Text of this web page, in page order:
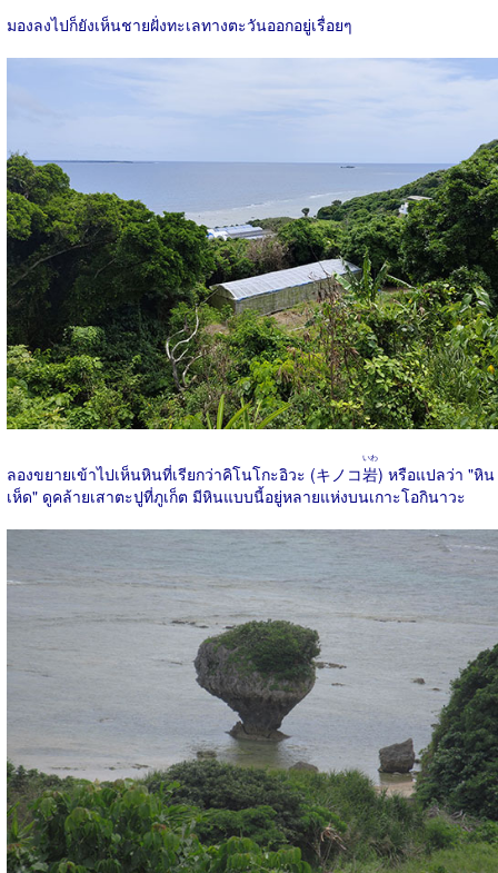
มองลงไปก็ยังเห็นชายฝั่งทะเลทางตะวันออกอยู่เรื่อยๆ
ลองขยายเข้าไปเห็นหินที่เรียกว่าคิโนโกะอิวะ (キノコ岩
いわ
) หรือแปลว่า "หิน
เห็ด" ดูคล้ายเสาตะปูที่ภูเก็ต มีหินแบบนี้อยู่หลายแห่งบนเกาะโอกินาวะ